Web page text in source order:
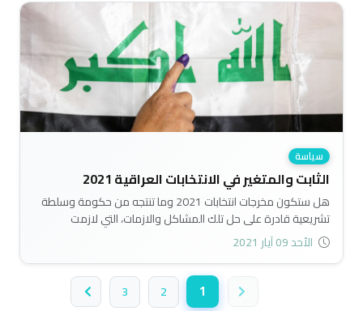
دوره السياسي (التشريعي والتنفيذي) الكبير، وبعضها احزاب جديدة
نشأت مؤخراً عن الحراك الاحتجاجي..
سياسة
الثابت والمتغير في الانتخابات العراقية 2021
هل ستكون مخرجات انتخابات 2021 وما تنتجه من حكومة وسلطة
تشريعية قادرة على حل تلك المشاكل والازمات، التي لازمت
العمليات الانتخابية السابقة، أم ستكون المخرجات الانتخابية
كسابقتها؟..
الأحد 09 آيار 2021
1
(الصفحة الحالية)
2
3